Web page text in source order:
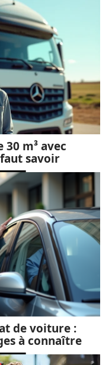
m³ avec
savoir
de voiture :
à connaître